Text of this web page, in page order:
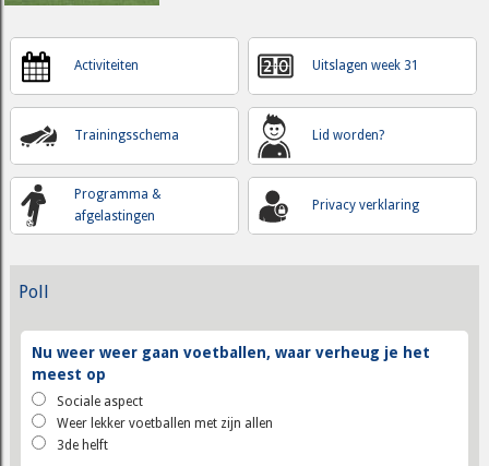
Activiteiten
Trainingsschema
Programma &
afgelastingen
Uitslagen week 31
Lid worden?
Privacy verklaring
Poll
Nu weer weer gaan voetballen, waar verheug je het
meest op
Sociale aspect
Weer lekker voetballen met zijn allen
3de helft